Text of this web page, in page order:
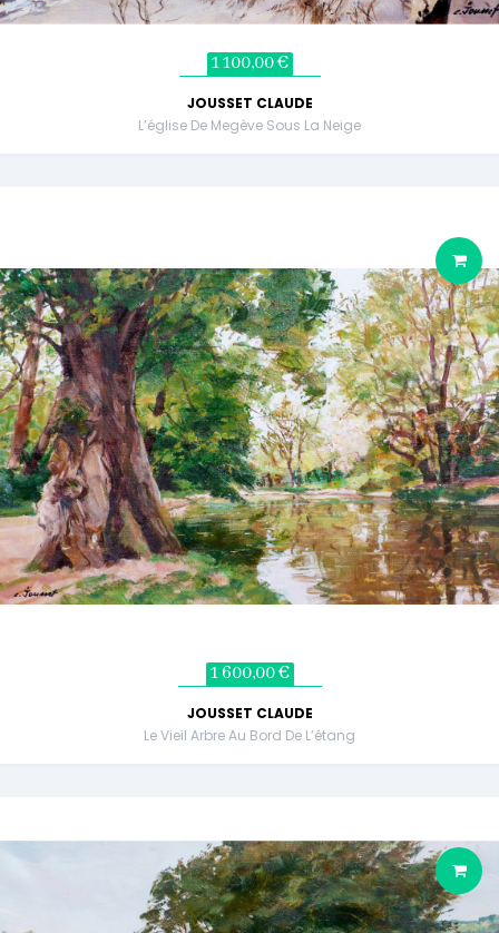
1 100,00 €
JOUSSET CLAUDE
L’église De Megève Sous La Neige
1 600,00 €
JOUSSET CLAUDE
Le Vieil Arbre Au Bord De L’étang